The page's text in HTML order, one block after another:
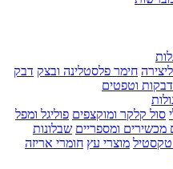
חימר פלסטלינה ובצק דבק
וטפטים
סול קלקר ומוקצפים פוליגל ומפל
מכשירים ומספריים שבלונות
טקסטיל מוצרי עץ חומרי אריזה